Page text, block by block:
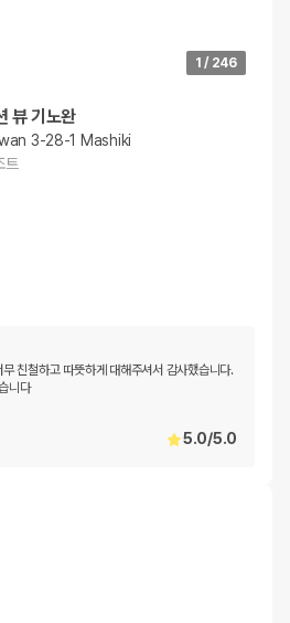
1 / 246
뷰 기노완
3-28-1 Mashiki
트
친철하고 따뜻하게 대해주셔서 감사했습니다.
니다
5.0/5.0